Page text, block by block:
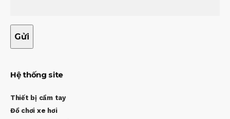
Hệ thống site
Thiết bị cầm tay
Đồ chơi xe hơi